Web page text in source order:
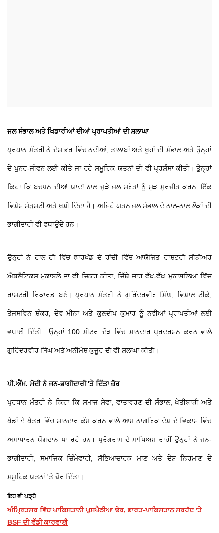
ਜਲ ਸੰਭਾਲ ਅਤੇ ਖਿਡਾਰੀਆਂ ਦੀਆਂ ਪ੍ਰਾਪਤੀਆਂ ਦੀ ਸ਼ਲਾਘਾ
ਪ੍ਰਧਾਨ ਮੰਤਰੀ ਨੇ ਦੇਸ਼ ਭਰ ਵਿੱਚ ਨਦੀਆਂ, ਤਾਲਾਬਾਂ ਅਤੇ ਖੂਹਾਂ ਦੀ ਸੰਭਾਲ ਅਤੇ ਉਨ੍ਹਾਂ
ਦੇ ਪੁਨਰ-ਜੀਵਨ ਲਈ ਕੀਤੇ ਜਾ ਰਹੇ ਸਮੂਹਿਕ ਯਤਨਾਂ ਦੀ ਵੀ ਪ੍ਰਸ਼ੰਸਾ ਕੀਤੀ। ਉਨ੍ਹਾਂ
ਕਿਹਾ ਕਿ ਬਚਪਨ ਦੀਆਂ ਯਾਦਾਂ ਨਾਲ ਜੁੜੇ ਜਲ ਸਰੋਤਾਂ ਨੂੰ ਮੁੜ ਸੁਰਜੀਤ ਕਰਨਾ ਇੱਕ
ਵਿਸ਼ੇਸ਼ ਸੰਤੁਸ਼ਟੀ ਅਤੇ ਖੁਸ਼ੀ ਦਿੰਦਾ ਹੈ। ਅਜਿਹੇ ਯਤਨ ਜਲ ਸੰਭਾਲ ਦੇ ਨਾਲ-ਨਾਲ ਲੋਕਾਂ ਦੀ
ਭਾਗੀਦਾਰੀ ਵੀ ਵਧਾਉਂਦੇ ਹਨ।
ਉਨ੍ਹਾਂ ਨੇ ਹਾਲ ਹੀ ਵਿੱਚ ਝਾਰਖੰਡ ਦੇ ਰਾਂਚੀ ਵਿੱਚ ਆਯੋਜਿਤ ਰਾਸ਼ਟਰੀ ਸੀਨੀਅਰ
ਐਥਲੈਟਿਕਸ ਮੁਕਾਬਲੇ ਦਾ ਵੀ ਜ਼ਿਕਰ ਕੀਤਾ, ਜਿੱਥੇ ਚਾਰ ਵੱਖ-ਵੱਖ ਮੁਕਾਬਲਿਆਂ ਵਿੱਚ
ਰਾਸ਼ਟਰੀ ਰਿਕਾਰਡ ਬਣੇ। ਪ੍ਰਧਾਨ ਮੰਤਰੀ ਨੇ ਗੁਰਿੰਦਰਵੀਰ ਸਿੰਘ, ਵਿਸ਼ਾਲ ਟੀਕੇ,
ਤੇਜਸਵਿਨ ਸ਼ੰਕਰ, ਦੇਵ ਮੀਨਾ ਅਤੇ ਕੁਲਦੀਪ ਕੁਮਾਰ ਨੂੰ ਨਵੀਆਂ ਪ੍ਰਾਪਤੀਆਂ ਲਈ
ਵਧਾਈ ਦਿੱਤੀ। ਉਨ੍ਹਾਂ 100 ਮੀਟਰ ਦੌੜ ਵਿੱਚ ਸ਼ਾਨਦਾਰ ਪ੍ਰਦਰਸ਼ਨ ਕਰਨ ਵਾਲੇ
ਗੁਰਿੰਦਰਵੀਰ ਸਿੰਘ ਅਤੇ ਅਨੀਮੇਸ਼ ਕੁਜੂਰ ਦੀ ਵੀ ਸ਼ਲਾਘਾ ਕੀਤੀ।
ਪੀ.ਐੱਮ. ਮੋਦੀ ਨੇ ਜਨ-ਭਾਗੀਦਾਰੀ 'ਤੇ ਦਿੱਤਾ ਜ਼ੋਰ
ਪ੍ਰਧਾਨ ਮੰਤਰੀ ਨੇ ਕਿਹਾ ਕਿ ਸਮਾਜ ਸੇਵਾ, ਵਾਤਾਵਰਣ ਦੀ ਸੰਭਾਲ, ਖੇਤੀਬਾੜੀ ਅਤੇ
ਖੇਡਾਂ ਦੇ ਖੇਤਰ ਵਿੱਚ ਸ਼ਾਨਦਾਰ ਕੰਮ ਕਰਨ ਵਾਲੇ ਆਮ ਨਾਗਰਿਕ ਦੇਸ਼ ਦੇ ਵਿਕਾਸ ਵਿੱਚ
ਅਸਾਧਾਰਨ ਯੋਗਦਾਨ ਪਾ ਰਹੇ ਹਨ। ਪ੍ਰੋਗਰਾਮ ਦੇ ਮਾਧਿਅਮ ਰਾਹੀਂ ਉਨ੍ਹਾਂ ਨੇ ਜਨ-
ਭਾਗੀਦਾਰੀ, ਸਮਾਜਿਕ ਜ਼ਿੰਮੇਵਾਰੀ, ਸੱਭਿਆਚਾਰਕ ਮਾਣ ਅਤੇ ਦੇਸ਼ ਨਿਰਮਾਣ ਦੇ
ਸਮੂਹਿਕ ਯਤਨਾਂ 'ਤੇ ਜ਼ੋਰ ਦਿੱਤਾ।
ਇਹ ਵੀ ਪੜ੍ਹੋ
ਅੰਮ੍ਰਿਤਸਰ ਵਿੱਚ ਪਾਕਿਸਤਾਨੀ ਘੁਸਪੈਠੀਆ ਢੇਰ, ਭਾਰਤ-ਪਾਕਿਸਤਾਨ ਸਰਹੱਦ ’ਤੇ
BSF ਦੀ ਵੱਡੀ ਕਾਰਵਾਈ